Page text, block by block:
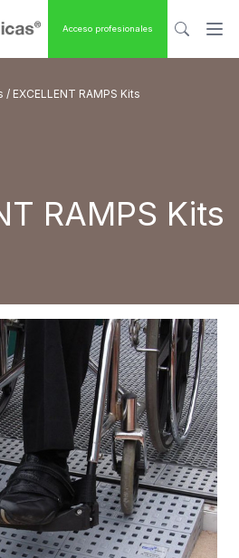
Acceso profesionales
/ EXCELLENT RAMPS Kits
RAMPS Kits